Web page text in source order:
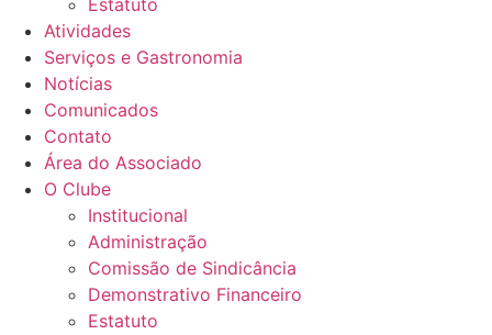
Estatuto
Atividades
Serviços e Gastronomia
Notícias
Comunicados
Contato
Área do Associado
O Clube
Institucional
Administração
Comissão de Sindicância
Demonstrativo Financeiro
Estatuto